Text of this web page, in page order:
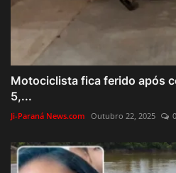
Motociclista fica ferido após
5,...
Ji-Paraná News.com Outubro 22, 2025 0